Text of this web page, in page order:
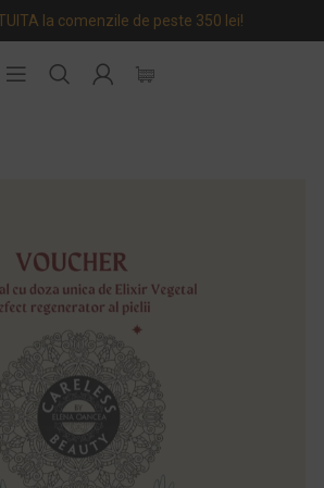
la comenzile de peste 350 lei!